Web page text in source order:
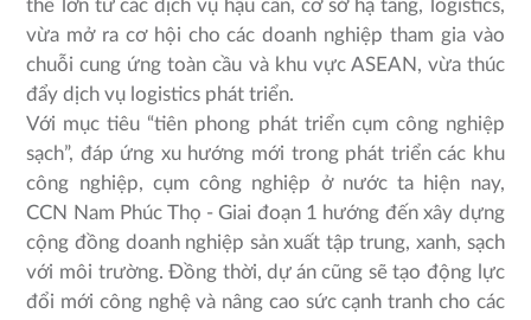
thế lớn từ các dịch vụ hậu cần, cơ sở hạ tầng, logistics,
vừa mở ra cơ hội cho các doanh nghiệp tham gia vào
chuỗi cung ứng toàn cầu và khu vực ASEAN, vừa thúc
đẩy dịch vụ logistics phát triển.
Với mục tiêu “tiên phong phát triển cụm công nghiệp
sạch”, đáp ứng xu hướng mới trong phát triển các khu
công nghiệp, cụm công nghiệp ở nước ta hiện nay,
CCN Nam Phúc Thọ - Giai đoạn 1 hướng đến xây dựng
cộng đồng doanh nghiệp sản xuất tập trung, xanh, sạch
với môi trường. Đồng thời, dự án cũng sẽ tạo động lực
đổi mới công nghệ và nâng cao sức cạnh tranh cho các